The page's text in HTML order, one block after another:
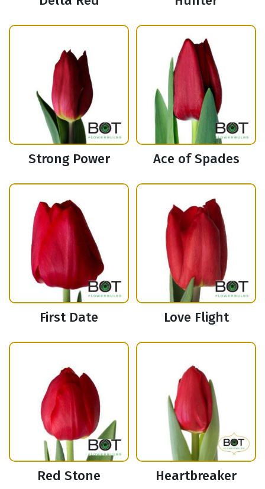
Strong Power Ace of Spades
First Date Love Flight
Red Stone Heartbreaker